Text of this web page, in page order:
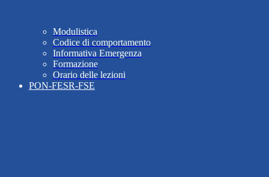
Modulistica
Codice di comportamento
Informativa Emergenza
Formazione
Orario delle lezioni
PON-FESR-FSE